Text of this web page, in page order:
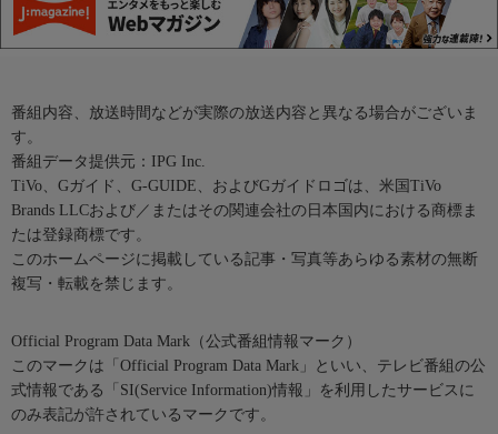
番組内容、放送時間などが実際の放送内容と異なる場合がございま
す。
番組データ提供元：IPG Inc.
TiVo、Gガイド、G-GUIDE、およびGガイドロゴは、米国TiVo
Brands LLCおよび／またはその関連会社の日本国内における商標ま
たは登録商標です。
このホームページに掲載している記事・写真等あらゆる素材の無断
複写・転載を禁じます。
Official Program Data Mark（公式番組情報マーク）
このマークは「Official Program Data Mark」といい、テレビ番組の公
式情報である「SI(Service Information)情報」を利用したサービスに
のみ表記が許されているマークです。